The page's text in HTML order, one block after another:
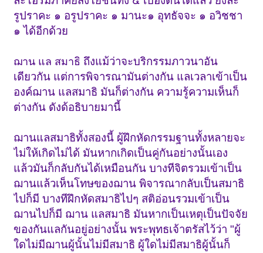
รูปราคะ ๑ อรูปราคะ ๑ มานะ๑ อุทธัจจะ ๑ อวิชชา
๑ ได้อีกด้วย
ฌาน แล สมาธิ ถึงแม้ว่าจะบริกรรมภาวนาอัน
เดียวกัน แต่การพิจารณามันต่างกัน แลเวลาเข้าเป็น
องค์ฌาน แลสมาธิ มันก็ต่างกัน ความรู้ความเห็นก็
ต่างกัน ดังด้อธิบายมานี้
ฌานแลสมาธิทั้งสองนี้ ผู้ฝึกหัดกรรมฐานทั้งหลายจะ
ไม่ให้เกิดไม่ได้ มันหากเกิดเป็นคู่กันอย่างนั้นเอง
แล้วมันก็กลับกันได้เหมือนกัน บางทีจิตรวมเข้าเป็น
ฌานแล้วเห็นโทษของฌาน พิจารณากลับเป็นสมาธิ
ไปก็มี บางทีฝึกหัดสมาธิไปๆ สติอ่อนรวมเข้าเป็น
ฌานไปก็มี ฌาน แลสมาธิ มันหากเป็นเหตุเป็นปัจจัย
ของกันแลกันอยู่อย่างนั้น พระพุทธเจ้าตรัสไว้ว่า "ผู้
ใดไม่มีฌานผู้นั้นไม่มีสมาธิ ผู้ใดไม่มีสมาธิผู้นั้นก็